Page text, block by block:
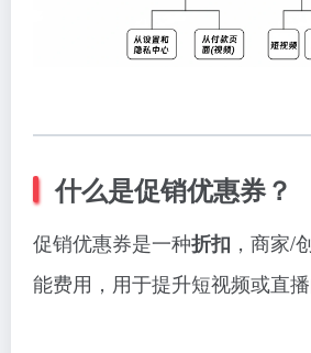
什么是促销优惠券？
促销优惠券是一种折扣 ，商家/
能费用，用于提升短视频或直播